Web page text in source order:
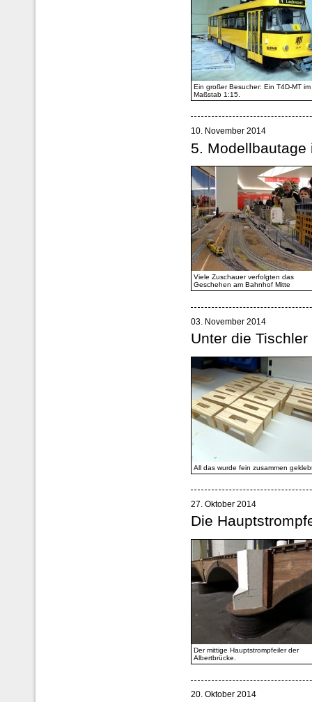
Ein großer Besucher: Ein T4D-MT im
Maßstab 1:15.
10. November 2014
5. Modellbautage
Viele Zuschauer verfolgten das
Geschehen am Bahnhof Mitte
03. November 2014
Unter die
All das wurde fein zusammen
27. Oktober 2014
Die
Der mittige Hauptstrompfeiler der
Albertbrücke.
20. Oktober 2014